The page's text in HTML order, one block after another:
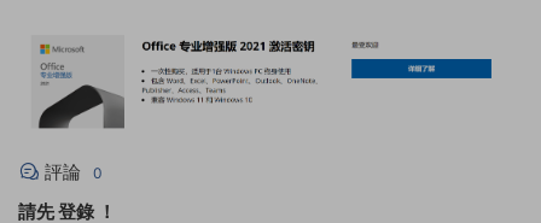
評論 0
請先登錄 ！